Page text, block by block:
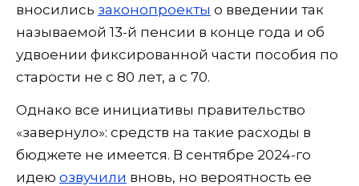
вносились законопроекты о введении так
называемой 13-й пенсии в конце года и об
удвоении фиксированной части пособия по
старости не с 80 лет, а с 70.
Однако все инициативы правительство
«завернуло»: средств на такие расходы в
бюджете не имеется. В сентябре 2024-го
идею озвучили вновь, но вероятность ее